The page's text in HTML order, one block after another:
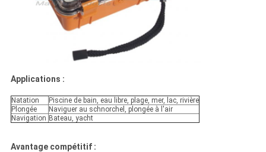
Applications :
Natation
Piscine de bain, eau libre, plage, mer, lac, rivière
Plongée
Naviguer au schnorchel, plongée à l'air
Navigation Bateau, yacht
Avantage compétitif :